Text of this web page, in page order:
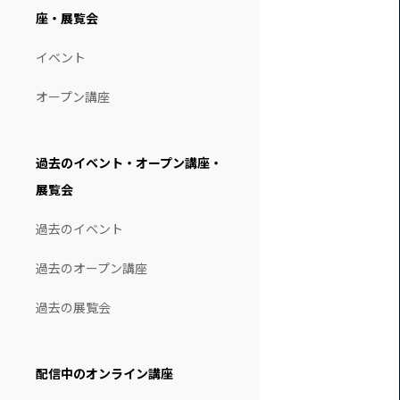
座・展覧会
イベント
オープン講座
過去のイベント・オープン講座・
展覧会
過去のイベント
過去のオープン講座
過去の展覧会
配信中のオンライン講座